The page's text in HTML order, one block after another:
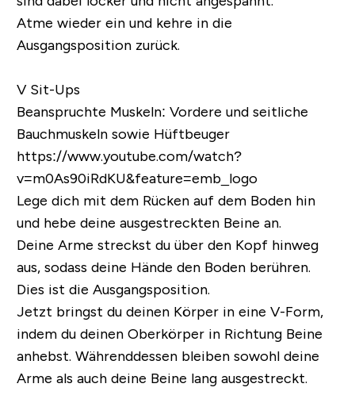
Atme wieder ein und kehre in die
Ausgangsposition zurück.
V Sit-Ups
Beanspruchte Muskeln: Vordere und seitliche
Bauchmuskeln sowie Hüftbeuger
https://www.youtube.com/watch?
v=m0As90iRdKU&feature=emb_logo
Lege dich mit dem Rücken auf dem Boden hin
und hebe deine ausgestreckten Beine an.
Deine Arme streckst du über den Kopf hinweg
aus, sodass deine Hände den Boden berühren.
Dies ist die Ausgangsposition.
Jetzt bringst du deinen Körper in eine V-Form,
indem du deinen Oberkörper in Richtung Beine
anhebst. Währenddessen bleiben sowohl deine
Arme als auch deine Beine lang ausgestreckt.